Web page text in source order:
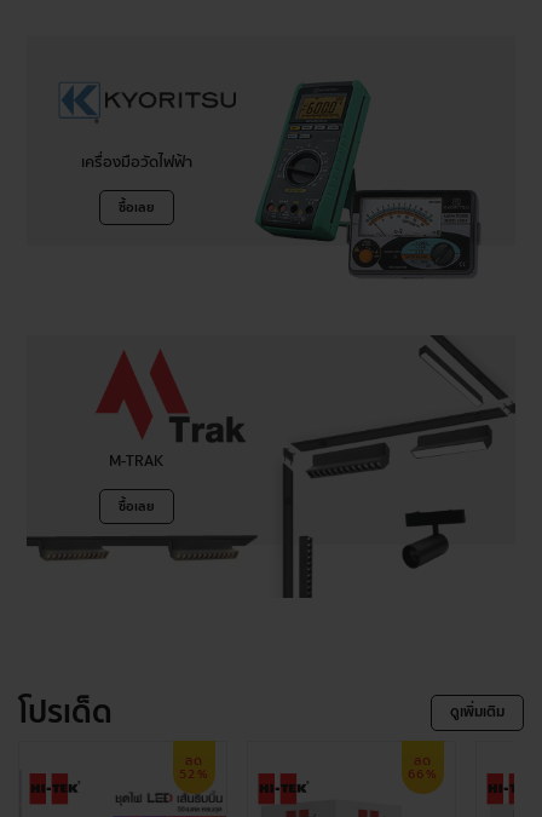
เครื่องมือวัดไฟฟ้า
ซื้อเลย
M-TRAK
ซื้อเลย
โปรเด็ด ดูเพิ่มเติม
ลด
52%
ลด
66%